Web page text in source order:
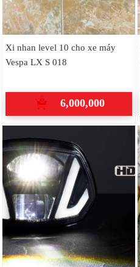
Xi nhan level 10 cho xe máy
Vespa LX S 018
6,000,000